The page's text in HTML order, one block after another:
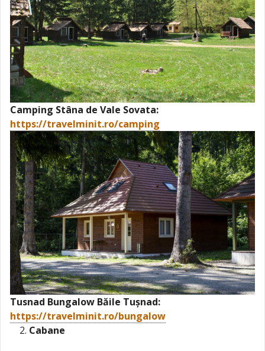
Camping Stâna de Vale Sovata:
https://travelminit.ro/camping
Tusnad Bungalow Băile Tușnad:
https://travelminit.ro/bungalow
Cabane